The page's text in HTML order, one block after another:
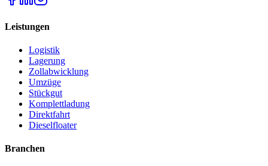
Leistungen
Logistik
Lagerung
Zollabwicklung
Umzüge
Stückgut
Komplettladung
Direktfahrt
Dieselfloater
Branchen